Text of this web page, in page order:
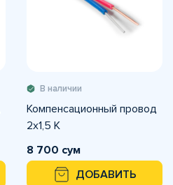
В наличии
Компенсационный провод
2х1,5 К
8 700 сум
ДОБАВИТЬ